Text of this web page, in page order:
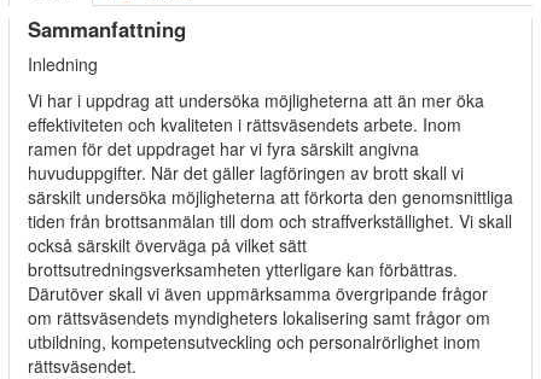
Sammanfattning
Inledning
Vi har i uppdrag att undersöka möjligheterna att än mer öka
effektiviteten och kvaliteten i rättsväsendets arbete. Inom
ramen för det uppdraget har vi fyra särskilt angivna
huvuduppgifter. När det gäller lagföringen av brott skall vi
särskilt undersöka möjligheterna att förkorta den genomsnittliga
tiden från brottsanmälan till dom och straffverkställighet. Vi skall
också särskilt överväga på vilket sätt
brottsutredningsverksamheten ytterligare kan förbättras.
Därutöver skall vi även uppmärksamma övergripande frågor
om rättsväsendets myndigheters lokalisering samt frågor om
utbildning, kompetensutveckling och personalrörlighet inom
rättsväsendet.